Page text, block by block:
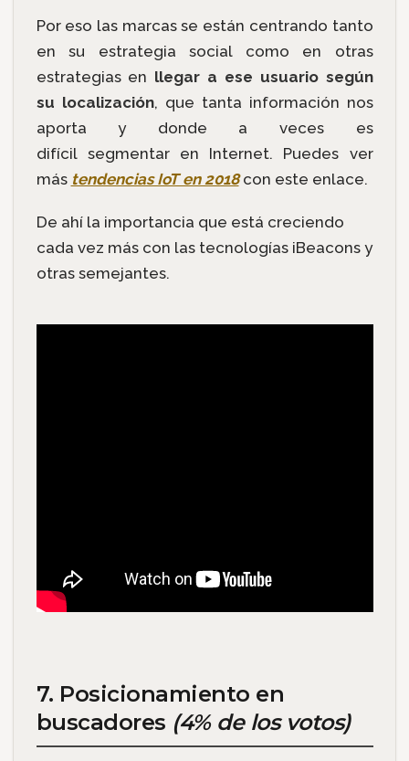
Por eso las marcas se están centrando tanto
en su estrategia social como en otras
estrategias en llegar a ese usuario según
su localización, que tanta información nos
aporta y donde a veces es
difícil segmentar en Internet. Puedes ver
más tendencias IoT en 2018con este enlace.
De ahí la importancia que está creciendo
cada vez más con las tecnologías iBeacons y
otras semejantes.
7. Posicionamiento en
buscadores (4% de los votos)